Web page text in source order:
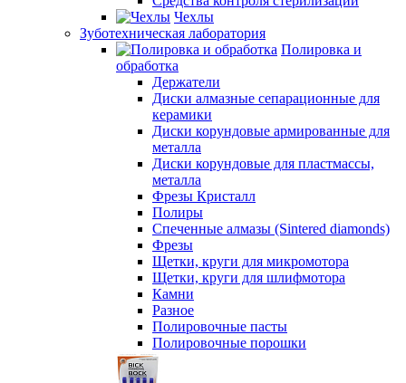
Чехлы
Зуботехническая лаборатория
Полировка и
обработка
Держатели
Диски алмазные сепарационные для
керамики
Диски корундовые армированные для
металла
Диски корундовые для пластмассы,
металла
Фрезы Кристалл
Полиры
Спеченные алмазы (Sintered diamonds)
Фрезы
Щетки, круги для микромотора
Щетки, круги для шлифмотора
Камни
Разное
Полировочные пасты
Полировочные порошки